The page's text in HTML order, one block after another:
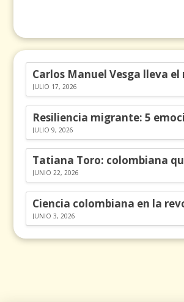
JULIO 17, 2026
JULIO 9, 2026
JUNIO 22, 2026
JUNIO 3, 2026